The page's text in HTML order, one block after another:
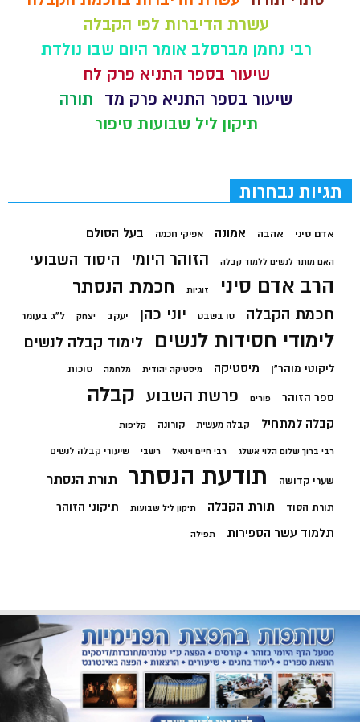
עשרת הדיברות לפי הקבלה
רבי נחמן מברסלב אומר היום שבו נולדת
שיעור בספר התניא פרק לח
שיעור בספר התניא פרק מד
תורה
תיקון ליל שבועות סיפור
תגיות נבחרות
אדם סיני אהבה אמונה אפיקי חכמה בעל הסולם
האם מותר לנשים ללמוד קבלה הזוהר היומי היסוד השבועי
הרב אדם סיני זוגיות חכמת הנסתר
חכמת הקבלה טו בשבט יוני כהן יעקב יצחק ל"ג בעומר
לימודי חסידות לנשים לימוד קבלה לנשים
ליקוטי מוהר"ן מיסטיקה מיסטיקה יהודית מלחמה סוכות
ספר הזוהר פורים פרשת השבוע קבלה
קבלה למתחיל קבלה מעשית קורונה קליפות
רבי ברוך שלום הלוי אשלג רבי חיים ויטאל רשבי שיעורי קבלה לנשים
שערי קדושה תודעת הנסתר תורת הנסתר
תורת הסוד תורת הקבלה תיקון ליל שבועות תיקוני הזוהר
תלמוד עשר הספירות תפילה